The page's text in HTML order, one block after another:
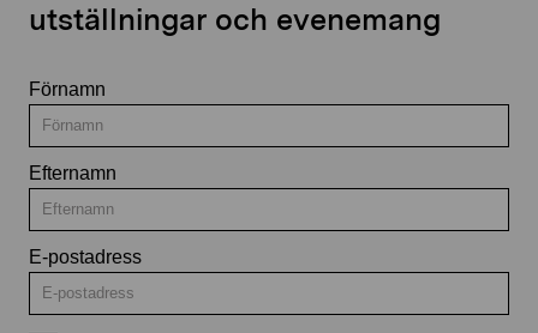
utställningar och evenemang
Förnamn
Efternamn
E-postadress